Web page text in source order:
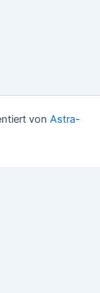
von Astra-